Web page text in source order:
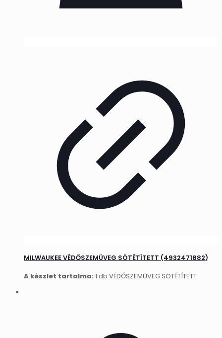
MILWAUKEE VÉDŐSZEMÜVEG SÖTÉTÍTETT (4932471882)
A készlet tartalma: 1 db VÉDŐSZEMÜVEG SÖTÉTÍTETT